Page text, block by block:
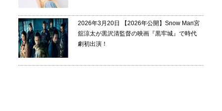
2026年3月20日
【2026年公開】Snow Man宮
舘涼太が黒沢清監督の映画『黒牢城』で時代
劇初出演！